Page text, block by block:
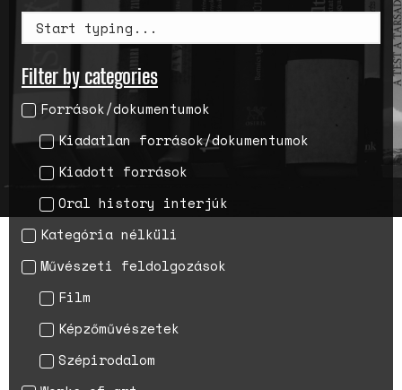
Zweiter Weltkrieg: Sexuelle
Gewalt als Kriegswaffe
A háborús nemi erőszak és a
születésszabályozási
rendszerre
robot idején
Filter by categories
Források/dokumentumok
Kiadatlan források/dokumentumok
Kiadott források
Oral history interjúk
Kategória nélküli
Művészeti feldolgozások
Film
Képzőművészetek
Szépirodalom